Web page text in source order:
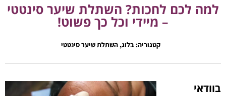
למה לכם לחכות? השתלת שיער סינטטי
– מיידי וכל כך פשוט!
קטגוריה: בלוג,השתלת שיער סינטטי
בוודאי